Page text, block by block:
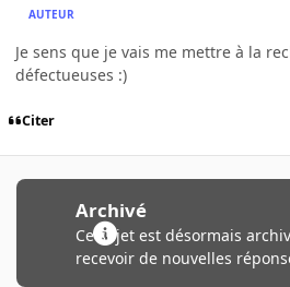
AUTEUR
Je sens que je vais me mettre à la
défectueuses :)
Citer
Archivé
Ce sujet est désormais
recevoir de nouvelles